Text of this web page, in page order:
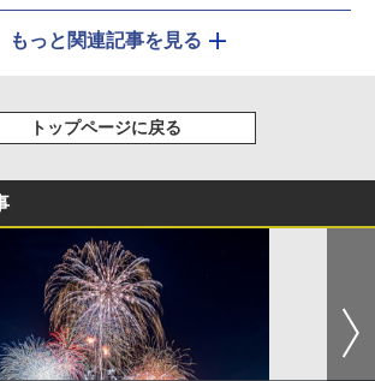
もっと関連記事を見る
トップページに戻る